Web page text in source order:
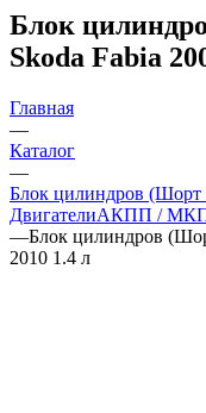
Блок
Skoda Fabia
Главная
—
Каталог
—
Блок цилиндров (Шорт
ДвигателиАКПП /
—Блок цилиндров
2010 1.4 л